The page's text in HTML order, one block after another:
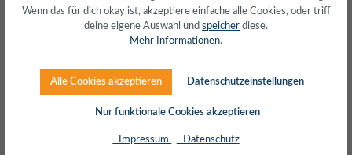
Regulärer Preis:
43,98 €
inkl. MwSt. zzgl. Versand (gratis ab 50€)
Wenn das für dich okay ist, akzeptiere einfache alle Cookies, oder triff
deine eigene Auswahl und speicher diese.
Mehr Informationen.
Alle Cookies akzeptieren Datenschutzeinstellungen
Nur funktionale Cookies akzeptieren
- Impressum - Datenschutz